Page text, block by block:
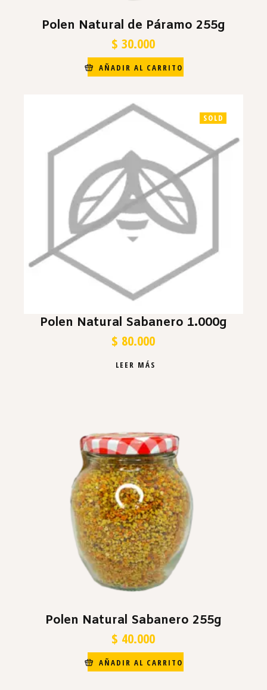
Polen Natural de Páramo 255g
$ 30.000
AÑADIR AL CARRITO
SOLD
Polen Natural Sabanero 1.000g
$ 80.000
LEER MÁS
Polen Natural Sabanero 255g
$ 40.000
AÑADIR AL CARRITO